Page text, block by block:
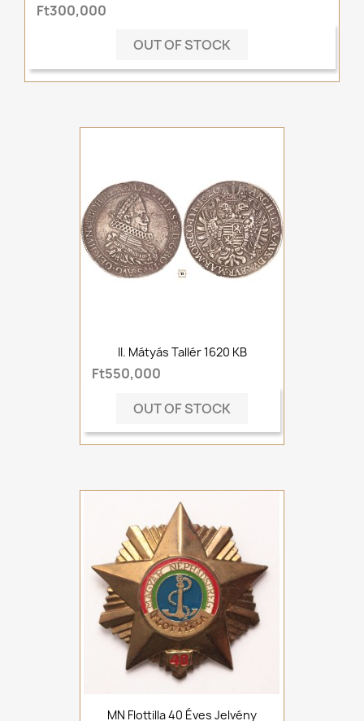
Ft300,000
OUT OF STOCK
II. Mátyás Tallér 1620 KB
Ft550,000
OUT OF STOCK
MN Flottilla 40 Éves Jelvény